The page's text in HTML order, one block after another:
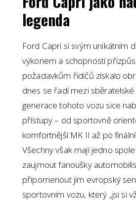
legenda
Ford Capri si svým unikátním
výkonem a schopností
požadavkům řidičů získalo
dnes se řadí mezi sběratelské
generace tohoto vozu sice
přístupy – od sportovně
komfortnější MK II až po
Všechny však mají jedno
zaujmout fanoušky
připomenout jim evropský
sportovním vozu, který „jsi si